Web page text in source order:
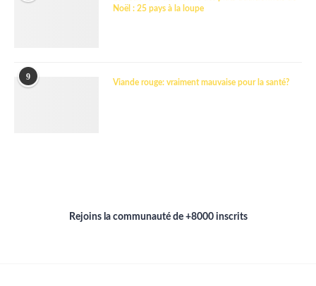
Noël : 25 pays à la loupe
9
Viande rouge: vraiment mauvaise pour la santé?
Rejoins la communauté de +8000 inscrits